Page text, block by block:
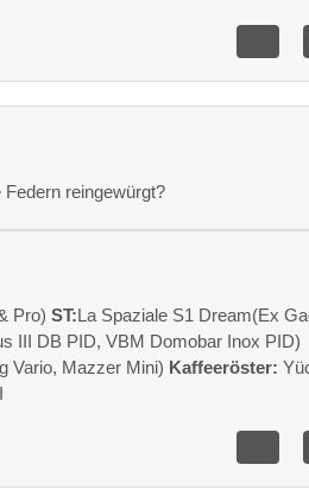
reingewürgt?
Pro)ST:La Spaziale S1 Dream(Ex
III DB PID, VBM Domobar Inox PID)
Vario, Mazzer Mini) Kaffeeröster: